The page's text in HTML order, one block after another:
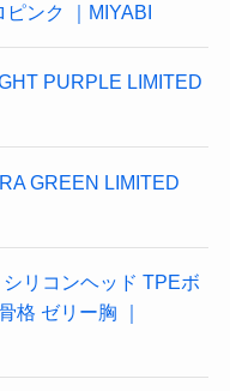
ンク ｜MIYABI
PURPLE LIMITED
GREEN LIMITED
リコンヘッド TPEボ
格 ゼリー胸 ｜